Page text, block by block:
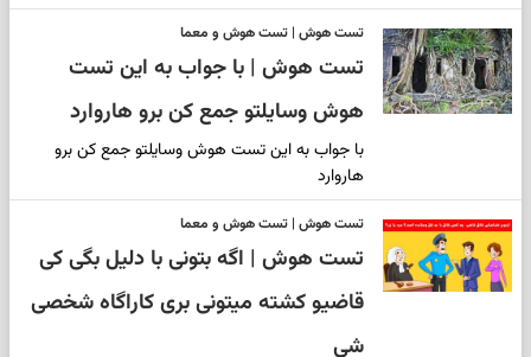
تست هوش | تست هوش و معما
تست هوش | با جواب به این تست
هوش وسایلتو جمع کن برو هاروارد
با جواب به این تست هوش وسایلتو جمع کن برو
هاروارد
تست هوش | تست هوش و معما
تست هوش | اگه بتونی با دلیل بگی کی
قاضیو کشته میتونی بری کاراگاه شخصی
شی